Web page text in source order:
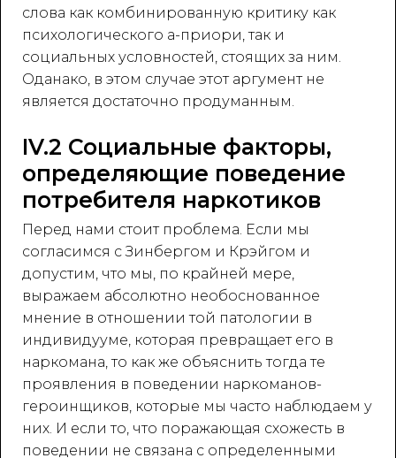
слова как комбинированную критику как
психологического а-приори, так и
социальных условностей, стоящих за ним.
Оданако, в этом случае этот аргумент не
является достаточно продуманным.
IV.2 Социальные факторы,
определяющие поведение
потребителя наркотиков
Перед нами стоит проблема. Если мы
согласимся с Зинбергом и Крэйгом и
допустим, что мы, по крайней мере,
выражаем абсолютно необоснованное
мнение в отношении той патологии в
индивидууме, которая превращает его в
наркомана, то как же объяснить тогда те
проявления в поведении наркоманов-
героинщиков, которые мы часто наблюдаем у
них. И если то, что поражающая схожесть в
поведении не связана с определенными